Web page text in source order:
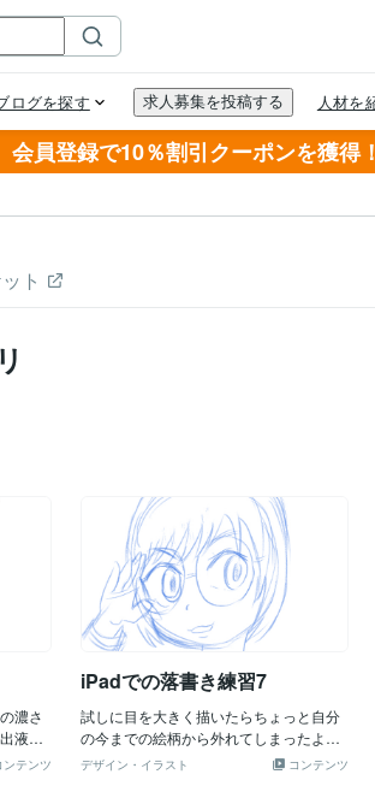
会員登録で10％割引クーポンを獲得！
ト
濃さ
液が
こに
ンテンツ
iPadでの落書き練習7
試しに目を大きく描いたらちょっと自分
の今までの絵柄から外れてしまったよう
な・・ これはないかな。
コンテンツ
デザイン・イラスト